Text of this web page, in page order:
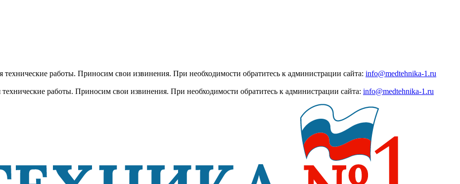
работы. Приносим свои извинения. При необходимости обратитесь к администрации сайта: info@medtehnika-1.ru
работы. Приносим свои извинения. При необходимости обратитесь к администрации сайта: info@medtehnika-1.ru